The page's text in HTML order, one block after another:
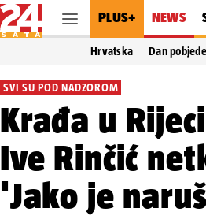
PLUS+ NEWS
Hrvatska Dan pobjede
SVI SU POD NADZOROM
Krađa u
Ive Rinčić
'Jako je